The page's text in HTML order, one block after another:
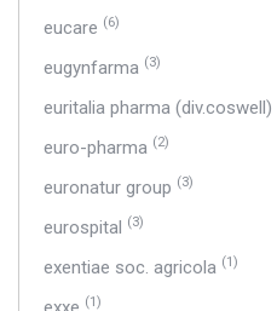
eucare (6)
eugynfarma (3)
euritalia pharma (div.coswell)
euro-pharma (2)
euronatur group (3)
eurospital (3)
exentiae soc. agricola (1)
(1)